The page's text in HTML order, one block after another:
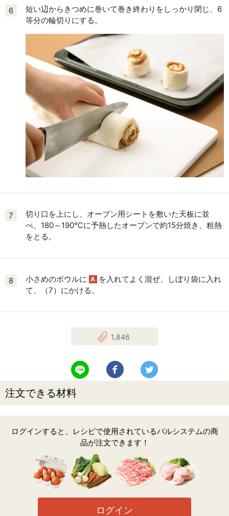
6
短い辺からきつめに巻いて巻き終わりをしっかり閉じ、6
等分の輪切りにする。
7
切り口を上にし、オーブン用シートを敷いた天板に並
べ、180～190℃に予熱したオーブンで約15分焼き、粗熱
をとる。
8 小さめのボウルに A を入れてよく混ぜ、しぼり袋に入れ
て、（7）にかける。
1,846
LINEで送る Facebookでシェアする
注文できる材料
ログインすると、レシピで使用されているパルシステムの商
品が注文できます！
ログイン